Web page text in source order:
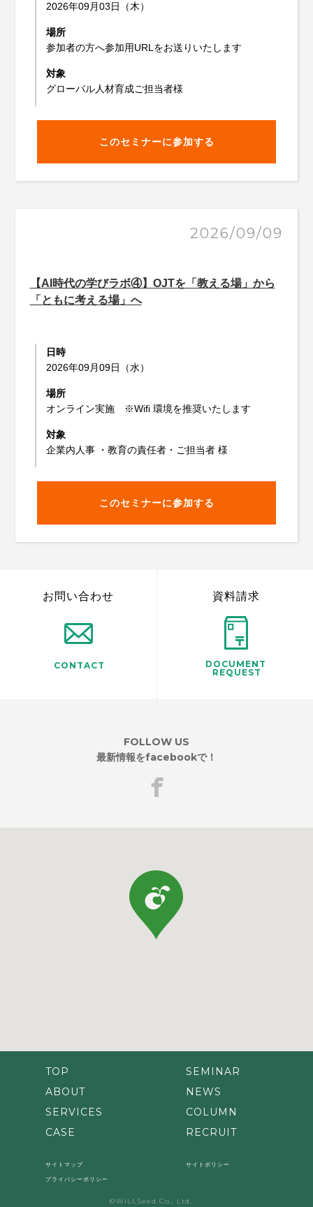
2026年09月03日（木）
場所
参加者の方へ参加用URLをお送りいたします
対象
グローバル人材育成ご担当者様
このセミナーに参加する
2026/09/09
【AI時代の学びラボ④】OJTを「教える場」から
「ともに考える場」へ
日時
2026年09月09日（水）
場所
オンライン実施 ※Wifi 環境を推奨いたします
対象
企業内人事 ・教育の責任者・ご担当者 様
このセミナーに参加する
CONTACT
お問い合わせ
DOCUMENT
REQUEST
資料請求
FOLLOW US
最新情報をfacebookで！
©WiLLSeed Co., Ltd.
TOP
ABOUT
SERVICES
CASE
SEMINAR
NEWS
COLUMN
RECRUIT
サイトマップ
プライバシーポリシー
サイトポリシー